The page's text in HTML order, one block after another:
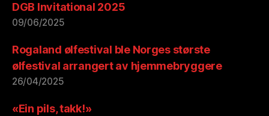
DGB Invitational 2025
09/06/2025
Rogaland ølfestival ble Norges største
ølfestival arrangert av hjemmebryggere
26/04/2025
«Ein pils, takk!»